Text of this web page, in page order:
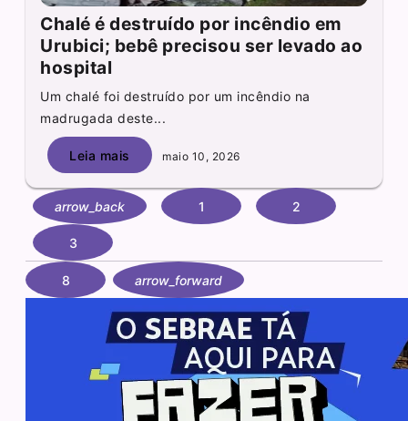
Chalé é destruído por incêndio em
Urubici; bebê precisou ser levado ao
hospital
Um chalé foi destruído por um incêndio na
madrugada deste...
Leia mais maio 10, 2026
arrow_back 1 2
3
8 arrow_forward